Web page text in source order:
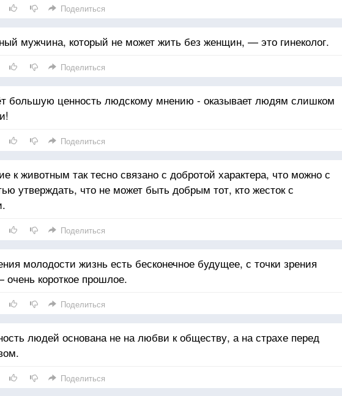
Поделиться
мужчина, который не может жить без женщин, — это гинеколог.
Поделиться
большую ценность людскому мнению - оказывает людям слишком
Поделиться
к животным так тесно связано с добротой характера, что можно с
утверждать, что не может быть добрым тот, кто жесток с
Поделиться
молодости жизнь есть бесконечное будущее, с точки зрения
очень короткое прошлое.
Поделиться
людей основана не на любви к обществу, а на страхе перед
Поделиться